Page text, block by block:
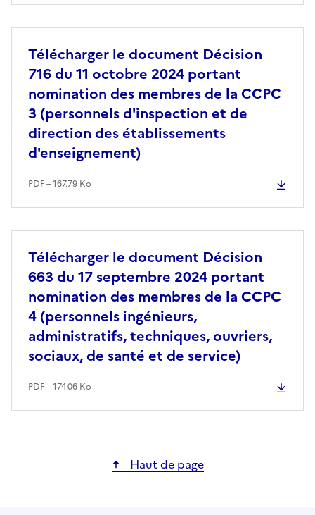
Télécharger le document Décision
716 du 11 octobre 2024 portant
nomination des membres de la CCPC
3 (personnels d'inspection et de
direction des établissements
d'enseignement)
PDF – 167.79 Ko
Télécharger le document Décision
663 du 17 septembre 2024 portant
nomination des membres de la CCPC
4 (personnels ingénieurs,
administratifs, techniques, ouvriers,
sociaux, de santé et de service)
PDF – 174.06 Ko
Haut de page